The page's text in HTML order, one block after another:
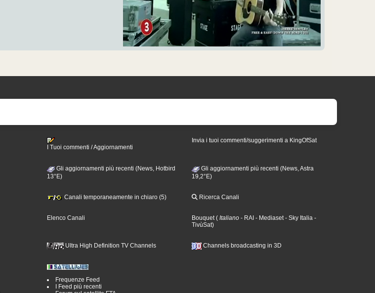
I Tuoi commenti / Aggiornamenti
Invia i tuoi commenti/suggerimenti a KingOfSat
Gli aggiornamenti più recenti (News, Hotbird
13°E)
Gli aggiornamenti più recenti (News, Astra
19,2°E)
Canali temporaneamente in chiaro (5) Ricerca Canali
Elenco Canali Bouquet( Italiano - RAI - Mediaset- Sky Italia -
TivùSat)
Ultra High Definition TV Channels Channels broadcasting in 3D
Frequenze Feed
I Feed più recenti